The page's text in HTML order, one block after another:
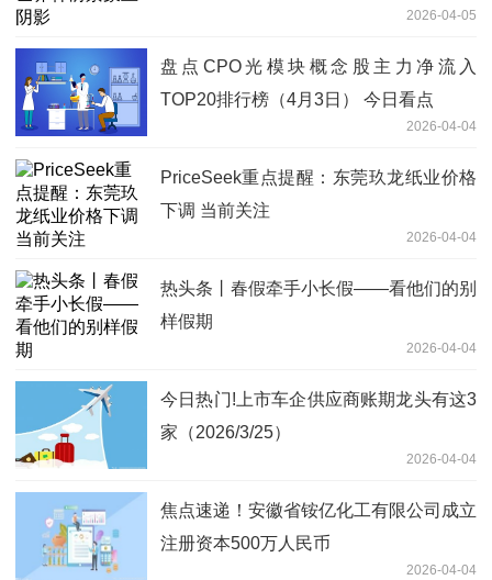
2026-04-05
盘点CPO光模块概念股主力净流入
TOP20排行榜（4月3日） 今日看点
2026-04-04
PriceSeek重点提醒：东莞玖龙纸业价格
下调 当前关注
2026-04-04
热头条丨春假牵手小长假——看他们的别
样假期
2026-04-04
今日热门!上市车企供应商账期龙头有这3
家（2026/3/25）
2026-04-04
焦点速递！安徽省铵亿化工有限公司成立
注册资本500万人民币
2026-04-04